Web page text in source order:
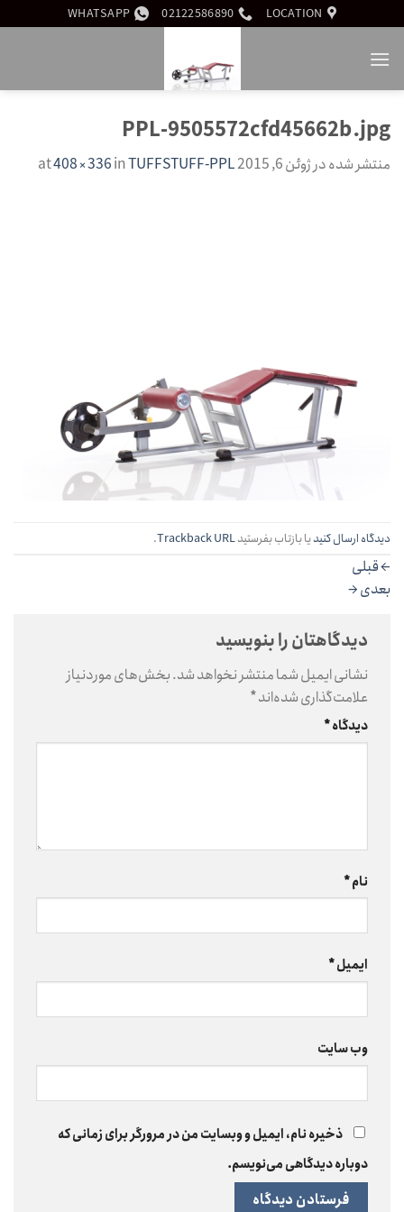
to
content
LOCATION
02122586890
WHATSAPP
PPL-9505572cfd45662b.jpg
منتشر شده درژوئن 6, 2015 408 × 336inTUFFSTUFF-PPL
دیدگاه ارسال کنیدیا بازتاب بفرستیدTrackback URL
.
←قبلی
بعدی→
دیدگاهتان را بنویسید
نشانی ایمیل شما منتشر نخواهد شد.بخش‌های موردنیاز
علامت‌گذاری شده‌اند*
دیدگاه*
نام*
ایمیل*
وب‌ سایت
ذخیره نام، ایمیل و وبسایت من در مرورگر برای زمانی که
دوباره دیدگاهی می‌نویسم.